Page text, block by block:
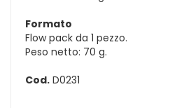
Formato
Flow pack da 1 pezzo.
Peso netto: 70 g.
Cod. D0231